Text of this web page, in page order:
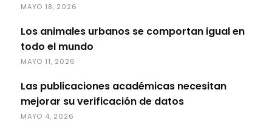
MAYO 18, 2026
Los animales urbanos se comportan igual en
todo el mundo
MAYO 11, 2026
Las publicaciones académicas necesitan
mejorar su verificación de datos
MAYO 4, 2026